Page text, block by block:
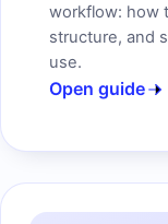
workflow: how
structure, and
use.
Open guide